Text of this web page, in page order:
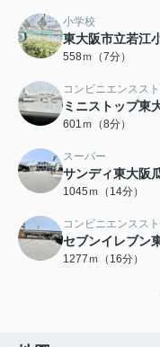
小学校
東大阪市立若江
558ｍ（7分）
コンビニエンスス
ミニストップ東
601ｍ（8分）
スーパー
サンディ東大阪
1045ｍ（14分）
コンビニエンスス
セブンイレブン
1277ｍ（16分）